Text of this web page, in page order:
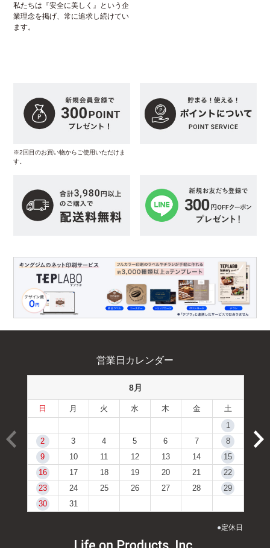
私たちは『安全に美しく』という企
業理念を掲げ、常に追求し続けてい
ます。
※2回目のお買い物からご使用いただけま
す。
営業日カレンダー
8月
日 月 火 水 木 金
土
1
2
3 4 5 6 7
8
9
10 11 12 13 14
15
16
17 18 19 20 21
22
23
24 25 26 27 28
29
30
31
●定休日